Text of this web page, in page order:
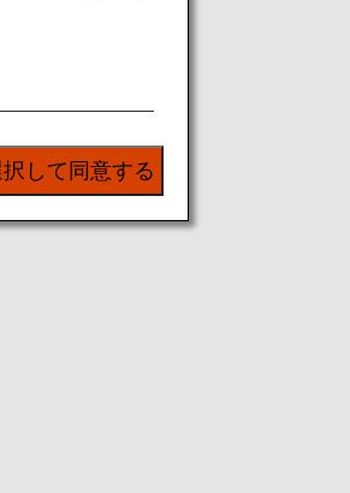
して同意する